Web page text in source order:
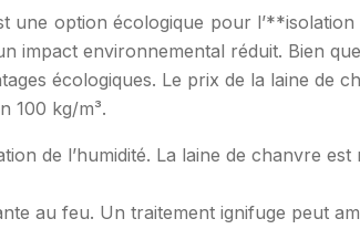
une option écologique pour
impact environnemental réduit. Bien
écologiques. Le prix de la laine de
100 kg/m³.
de l’humidité. La laine de chanvre
au feu. Un traitement ignifuge peut